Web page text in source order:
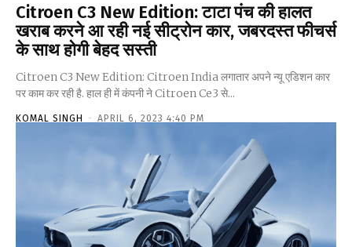
Citroen C3 New Edition: टाटा पंच की हालत
खराब करने आ रही नई सीट्रोन कार, जबरदस्त फीचर्स
के साथ होगी बेहद सस्ती
Citroen C3 New Edition: Citroen India लगातार अपने न्यू एडिशन कार
पर काम कर रही है. हाल ही में कंपनी ने Citroen Ce3 से...
KOMAL SINGH - APRIL 6, 2023 4:40 PM